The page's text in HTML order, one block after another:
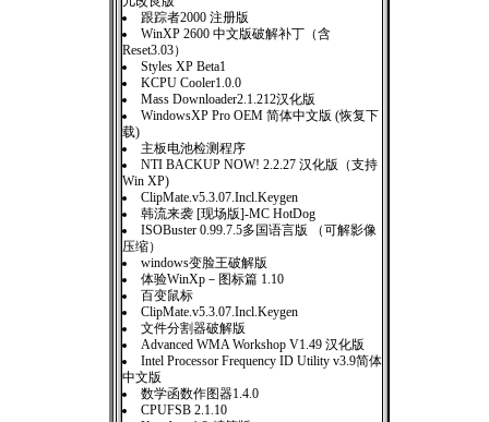
跟踪者2000 注册版
WinXP 2600 中文版破解补丁（含
Reset3.03）
Styles XP Beta1
KCPU Cooler1.0.0
Mass Downloader2.1.212汉化版
WindowsXP Pro OEM 简体中文版 (恢复下
载)
主板电池检测程序
NTI BACKUP NOW! 2.2.27 汉化版（支持
Win XP)
ClipMate.v5.3.07.Incl.Keygen
韩流来袭 [现场版]-MC HotDog
ISOBuster 0.99.7.5多国语言版 （可解影像
压缩）
windows变脸王破解版
体验WinXp－图标篇 1.10
百变鼠标
ClipMate.v5.3.07.Incl.Keygen
文件分割器破解版
Advanced WMA Workshop V1.49 汉化版
Intel Processor Frequency ID Utility v3.9简体
中文版
数学函数作图器1.4.0
CPUFSB 2.1.10